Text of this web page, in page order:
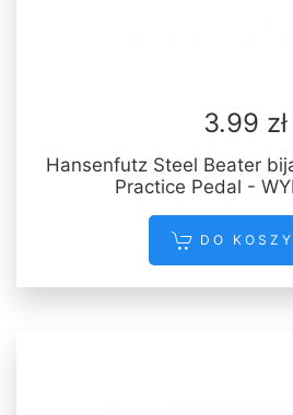
3.99 zł
Hansenfutz Steel Beater
Practice Pedal -
DO